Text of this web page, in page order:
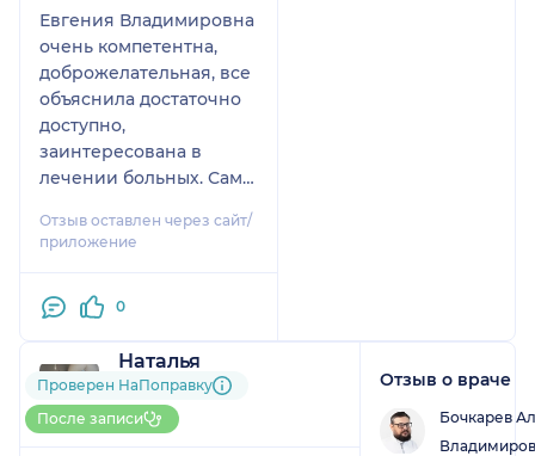
Евгения Владимировна
очень компетентна,
доброжелательная, все
объяснила достаточно
доступно,
заинтересована в
лечении больных. Сама
осмотрела больного, в
данном случае супруга
приемом, уверена что
Спасибо вам за
доброжелательность и
индивидуальный
подход.
Отзыв оставлен через сайт/
приложение
0
Наталья
1 отзыви1 оценка
До 5 записей через
НаПоправку
Проверен НаПоправку
После записи
Отзыв о враче
Бочкарев